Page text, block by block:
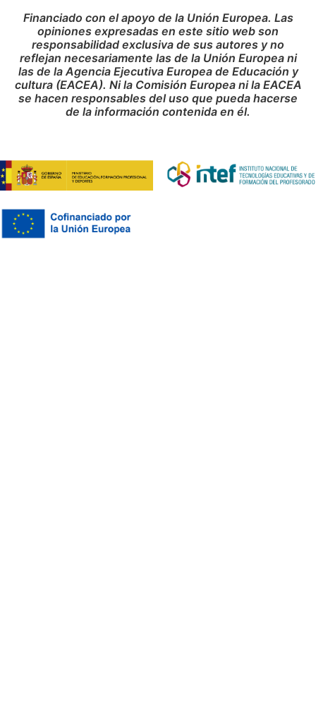
Financiado con el apoyo de la Unión Europea. Las
opiniones expresadas en este sitio web son
responsabilidad exclusiva de sus autores y no
reflejan necesariamente las de la Unión Europea ni
las de la Agencia Ejecutiva Europea de Educación y
cultura (EACEA). Ni la Comisión Europea ni la EACEA
se hacen responsables del uso que pueda hacerse
de la información contenida en él.